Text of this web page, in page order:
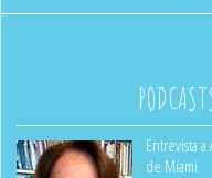
Entrevista
de Miami